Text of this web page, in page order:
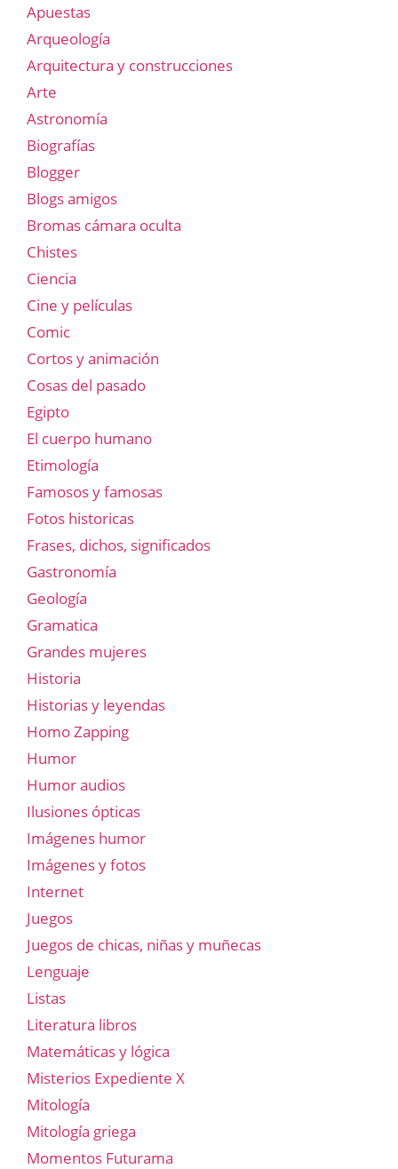
Apuestas
Arqueología
Arquitectura y construcciones
Arte
Astronomía
Biografías
Blogger
Blogs amigos
Bromas cámara oculta
Chistes
Ciencia
Cine y películas
Comic
Cortos y animación
Cosas del pasado
Egipto
El cuerpo humano
Etimología
Famosos y famosas
Fotos historicas
Frases, dichos, significados
Gastronomía
Geología
Gramatica
Grandes mujeres
Historia
Historias y leyendas
Homo Zapping
Humor
Humor audios
Ilusiones ópticas
Imágenes humor
Imágenes y fotos
Internet
Juegos
Juegos de chicas, niñas y muñecas
Lenguaje
Listas
Literatura libros
Matemáticas y lógica
Misterios Expediente X
Mitología
Mitología griega
Momentos Futurama